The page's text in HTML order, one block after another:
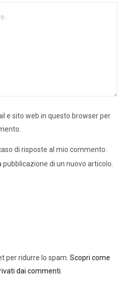
e sito web in questo browser per
di risposte al mio commento.
di un nuovo articolo.
per ridurre lo spam. Scopri come
dai commenti